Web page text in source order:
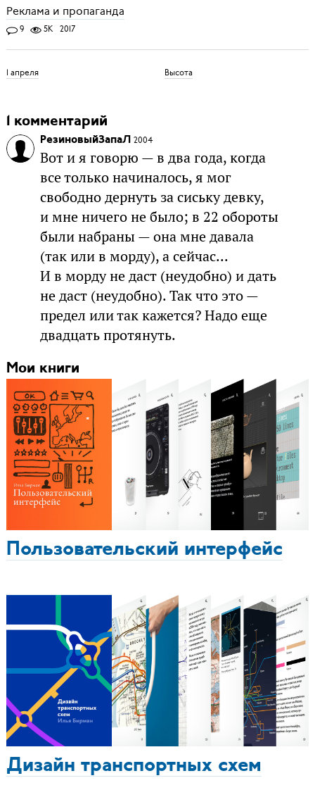
Реклама и пропаганда
9 5K 2017
1 апреля Высота
1 комментарий
РезиновыйЗапаЛ 2004
Вот и я говорю — в два года, когда
все только начиналось, я мог
свободно дернуть за сиську девку,
и мне ничего не было; в 22 обороты
были набраны — она мне давала
(так или в морду), а сейчас...
И в морду не даст (неудобно) и дать
не даст (неудобно). Так что это —
предел или так кажется? Надо еще
двадцать протянуть.
Мои книги
Пользовательский интерфейс
Дизайн транспортных схем